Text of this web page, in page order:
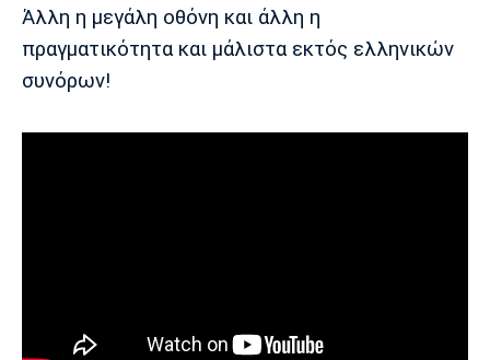
Άλλη η μεγάλη οθόνη και άλλη η
πραγματικότητα και μάλιστα εκτός ελληνικών
συνόρων!